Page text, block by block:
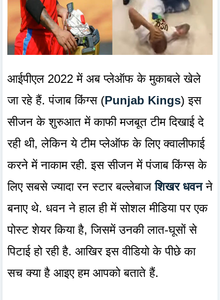
आईपीएल 2022 में अब प्लेऑफ के मुकाबले खेले
जा रहे हैं. पंजाब किंग्स (Punjab Kings) इस
सीजन के शुरुआत में काफी मजबूत टीम दिखाई दे
रही थी, लेकिन ये टीम प्लेऑफ के लिए क्वालीफाई
करने में नाकाम रही. इस सीजन में पंजाब किंग्स के
लिए सबसे ज्यादा रन स्टार बल्लेबाजशिखर धवनने
बनाए थे. धवन ने हाल ही में सोशल मीडिया पर एक
पोस्ट शेयर किया है, जिसमें उनकी लात-घूसों से
पिटाई हो रही है. आखिर इस वीडियो के पीछे का
सच क्या है आइए हम आपको बताते हैं.